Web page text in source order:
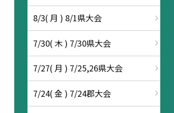
8/3( 月 ) 8/1県大会
7/30( 木 ) 7/30県大会
7/27( 月 ) 7/25,26県大会
7/24( 金 ) 7/24郡大会